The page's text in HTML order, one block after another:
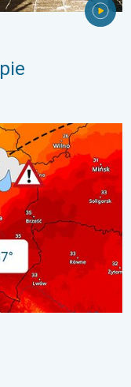
sobota, 1 sierpnia